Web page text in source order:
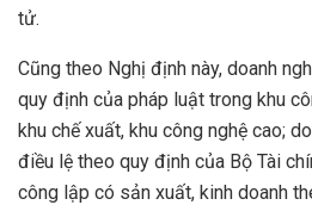
tử.
Cũng theo Nghị định này, doanh
quy định của pháp luật trong khu
khu chế xuất, khu công nghệ cao;
điều lệ theo quy định của Bộ Tài
công lập có sản xuất, kinh doanh